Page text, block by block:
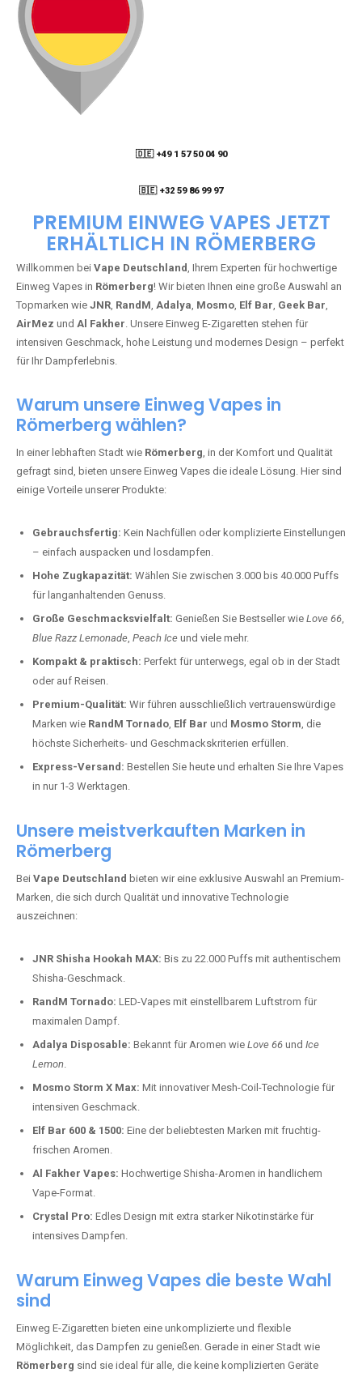
🇩🇪 +49 1 57 50 04 90
🇧🇪 +32 59 86 99 97
PREMIUM EINWEG VAPES JETZT
ERHÄLTLICH IN RÖMERBERG
Willkommen bei Vape Deutschland, Ihrem Experten für hochwertige
Einweg Vapes in Römerberg! Wir bieten Ihnen eine große Auswahl an
Topmarken wie JNR, RandM, Adalya, Mosmo, Elf Bar, Geek Bar,
AirMez und Al Fakher. Unsere Einweg E-Zigaretten stehen für
intensiven Geschmack, hohe Leistung und modernes Design – perfekt
für Ihr Dampferlebnis.
Warum unsere Einweg Vapes in
Römerberg wählen?
In einer lebhaften Stadt wie Römerberg, in der Komfort und Qualität
gefragt sind, bieten unsere Einweg Vapes die ideale Lösung. Hier sind
einige Vorteile unserer Produkte:
Gebrauchsfertig: Kein Nachfüllen oder komplizierte Einstellungen
– einfach auspacken und losdampfen.
Hohe Zugkapazität: Wählen Sie zwischen 3.000 bis 40.000 Puffs
für langanhaltenden Genuss.
Große Geschmacksvielfalt: Genießen Sie Bestseller wie Love 66,
Blue Razz Lemonade, Peach Ice und viele mehr.
Kompakt & praktisch: Perfekt für unterwegs, egal ob in der Stadt
oder auf Reisen.
Premium-Qualität: Wir führen ausschließlich vertrauenswürdige
Marken wie RandM Tornado, Elf Bar und Mosmo Storm, die
höchste Sicherheits- und Geschmackskriterien erfüllen.
Express-Versand: Bestellen Sie heute und erhalten Sie Ihre Vapes
in nur 1-3 Werktagen.
Unsere meistverkauften Marken in
Römerberg
Bei Vape Deutschland bieten wir eine exklusive Auswahl an Premium-
Marken, die sich durch Qualität und innovative Technologie
auszeichnen:
JNR Shisha Hookah MAX: Bis zu 22.000 Puffs mit authentischem
Shisha-Geschmack.
RandM Tornado: LED-Vapes mit einstellbarem Luftstrom für
maximalen Dampf.
Adalya Disposable: Bekannt für Aromen wie Love 66 und Ice
Lemon.
Mosmo Storm X Max: Mit innovativer Mesh-Coil-Technologie für
intensiven Geschmack.
Elf Bar 600 & 1500: Eine der beliebtesten Marken mit fruchtig-
frischen Aromen.
Al Fakher Vapes: Hochwertige Shisha-Aromen in handlichem
Vape-Format.
Crystal Pro: Edles Design mit extra starker Nikotinstärke für
intensives Dampfen.
Warum Einweg Vapes die beste Wahl
sind
Einweg E-Zigaretten bieten eine unkomplizierte und flexible
Möglichkeit, das Dampfen zu genießen. Gerade in einer Stadt wie
Römerberg sind sie ideal für alle, die keine komplizierten Geräte